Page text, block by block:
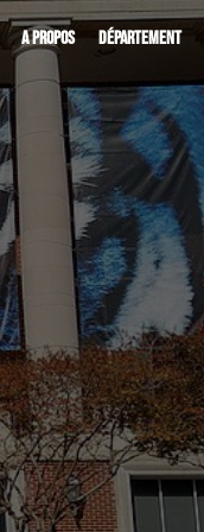
A PROPOS DÉPARTEMENT